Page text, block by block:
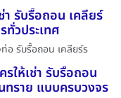
รับรื้อถอน เคลียร์
วประเทศ
ท่อ รับรื้อถอน เคลียร์ร
ให้เช่า รับรื้อถอน
ราย แบบครบวงจร